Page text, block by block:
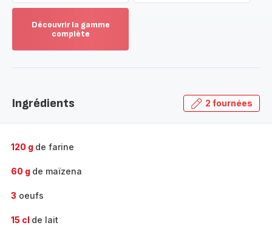
Découvrir la gamme
complète
gamme
Ingrédients 2 fournées
120 g de farine
60 g de maïzena
3 oeufs
15 cl de lait